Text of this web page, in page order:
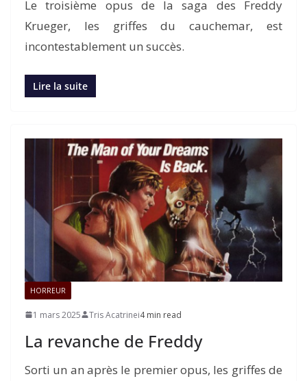
Le troisième opus de la saga des Freddy
Krueger, les griffes du cauchemar, est
incontestablement un succès.
Lire la suite
HORREUR
1 mars 2025 Tris Acatrinei4 min read
La revanche de Freddy
Sorti un an après le premier opus, les griffes de